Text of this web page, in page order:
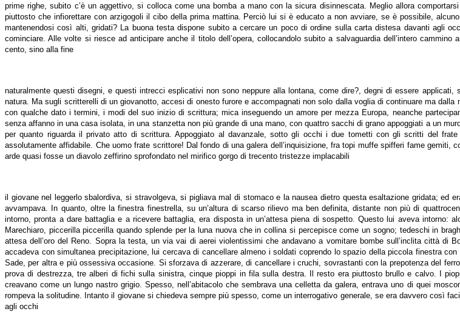
prime righe, subito c’è un aggettivo, si colloca come una bomba a mano con la sicura disinnescata. Meglio allora
piuttosto che infiorettare con arzigogoli il cibo della prima mattina. Perciò lui si è educato a non avviare, se è possibile,
mantenendosi così alti, gridati? La buona testa dispone subito a cercare un poco di ordine sulla carta distesa davanti agli
cominciare. Alle volte si riesce ad anticipare anche il titolo dell’opera, collocandolo subito a salvaguardia dell’intero
cento, sino alla fine
naturalmente questi disegni, e questi intrecci esplicativi non sono neppure alla lontana, come dire?, degni di essere
natura. Ma sugli scritterelli di un giovanotto, accesi di onesto furore e accompagnati non solo dalla voglia di continuare ma
con qualche dato i termini, i modi del suo inizio di scrittura; mica inseguendo un amore per mezza Europa, neanche
senza affanno in una casa isolata, in una stanzetta non più grande di una mano, con quattro sacchi di grano appoggiati a un
per quanto riguarda il privato atto di scrittura. Appoggiato al davanzale, sotto gli occhi i due tometti con gli scritti del
assolutamente affidabile. Che uomo frate scrittore! Dal fondo di una galera dell’inquisizione, fra topi muffe spifferi fame
arde quasi fosse un diavolo zeffirino sprofondato nel mirifico gorgo di trecento tristezze implacabili
il giovane nel leggerlo sbalordiva, si stravolgeva, si pigliava mal di stomaco e la nausea dietro questa esaltazione gridata; ed
avvampava. In quanto, oltre la finestra finestrella, su un’altura di scarso rilievo ma ben definita, distante non più di
intorno, pronta a dare battaglia e a ricevere battaglia, era disposta in un’attesa piena di sospetto. Questo lui aveva intorno:
Marechiaro, piccerilla piccerilla quando splende per la luna nuova che in collina si percepisce come un sogno; tedeschi in
attesa dell’oro del Reno. Sopra la testa, un via vai di aerei violentissimi che andavano a vomitare bombe sull’inclita città di
accadeva con simultanea precipitazione, lui cercava di cancellare almeno i soldati coprendo lo spazio della piccola finestra
Sade, per altra e più ossessiva occasione. Si sforzava di azzerare, di cancellare i cruchi, sovrastanti con la prepotenza del
prova di destrezza, tre alberi di fichi sulla sinistra, cinque pioppi in fila sulla destra. Il resto era piuttosto brullo e calvo. I
creavano come un lungo nastro grigio. Spesso, nell’abitacolo che sembrava una celletta da galera, entrava uno di quei
rompeva la solitudine. Intanto il giovane si chiedeva sempre più spesso, come un interrogativo generale, se era davvero così
agli occhi